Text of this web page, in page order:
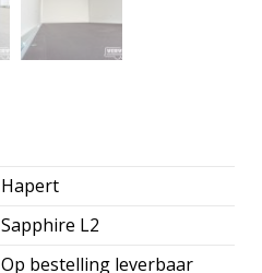
Hapert
Sapphire L2
Op bestelling leverbaar